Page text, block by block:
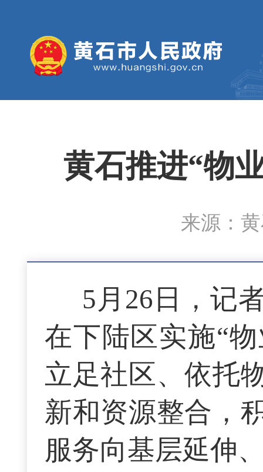
黄石推进“物
来源：
5月26日，记
在下陆区实施“
立足社区、依托
新和资源整合，
服务向基层延伸